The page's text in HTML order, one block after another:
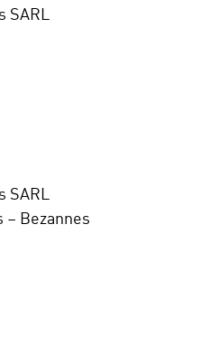
– Bezannes